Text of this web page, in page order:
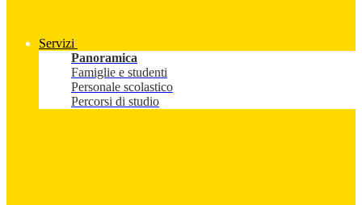
Servizi
Panoramica
Famiglie e studenti
Personale scolastico
Percorsi di studio